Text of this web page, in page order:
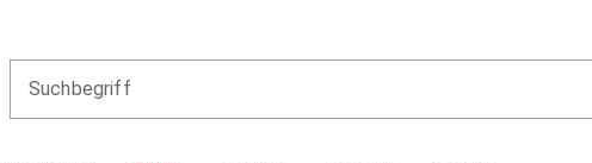
Suchbegriff